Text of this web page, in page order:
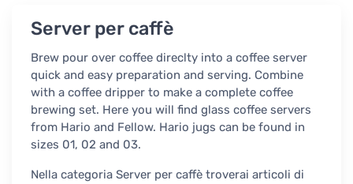
Server per caffè
Brew pour over coffee direclty into a coffee server
quick and easy preparation and serving. Combine
with a coffee dripper to make a complete coffee
brewing set. Here you will find glass coffee servers
from Hario and Fellow. Hario jugs can be found in
sizes 01, 02 and 03.
Nella categoria Server per caffè troverai articoli di